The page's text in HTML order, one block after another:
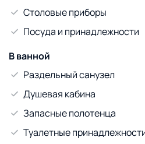
Столовые приборы
Посуда и принадлежности
В ванной
Раздельный санузел
Душевая кабина
Запасные полотенца
Туалетные